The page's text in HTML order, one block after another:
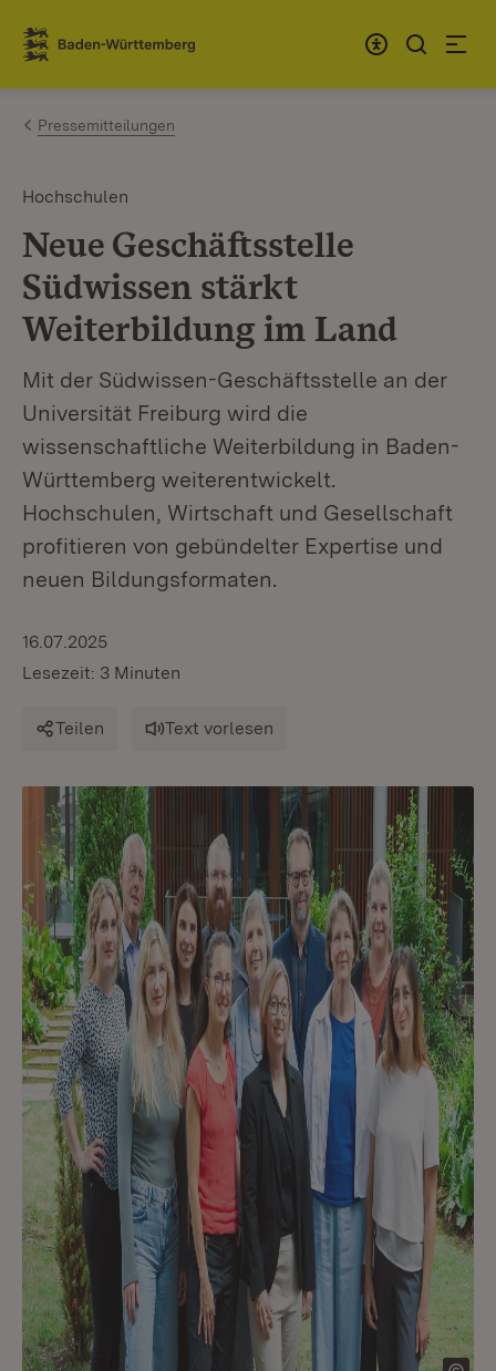
Zum Inhalt springen
Link zur Startseite
Pressemitteilungen
Hochschulen
Neue Geschäftsstelle
Südwissen stärkt
Weiterbildung im Land
Mit der Südwissen-Geschäftsstelle an der
Universität Freiburg wird die
wissenschaftliche Weiterbildung in Baden-
Württemberg weiterentwickelt.
Hochschulen, Wirtschaft und Gesellschaft
profitieren von gebündelter Expertise und
neuen Bildungsformaten.
16.07.2025
Lesezeit: 3 Minuten
Teilen Text vorlesen